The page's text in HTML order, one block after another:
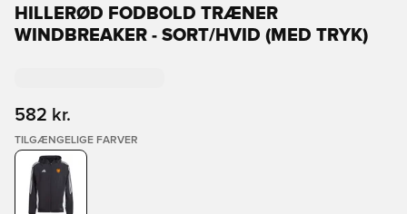
HILLERØD FODBOLD TRÆNER
WINDBREAKER - SORT/HVID (MED TRYK)
582 kr.
TILGÆNGELIGE FARVER